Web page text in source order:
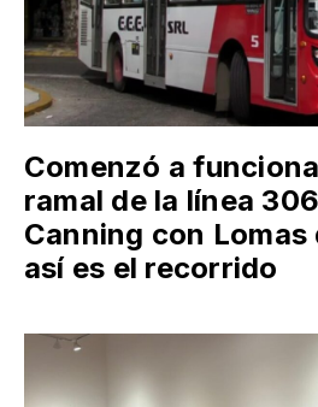
Comenzó a
ramal de la línea
Canning con Lomas
así es el recorrido